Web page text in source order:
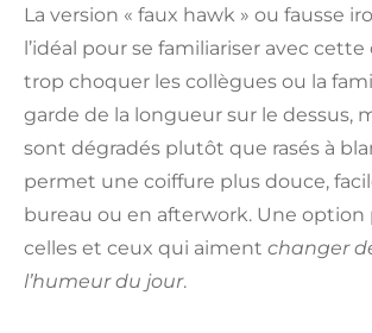
La version « faux hawk » ou fausse
l’idéal pour se familiariser avec
trop choquer les collègues ou la
garde de la longueur sur le dessus,
sont dégradés plutôt que rasés à
permet une coiffure plus douce,
bureau ou en afterwork. Une option
celles et ceux qui aiment changer
l’humeur du jour.